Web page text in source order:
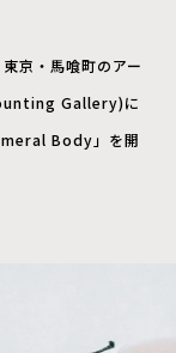
京・馬喰町のアー
Gallery)に
Body」を開